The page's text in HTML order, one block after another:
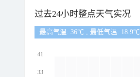
过去24小时整点天气实况
最高气温: 36℃ , 最低气温: 18.9℃
41
33